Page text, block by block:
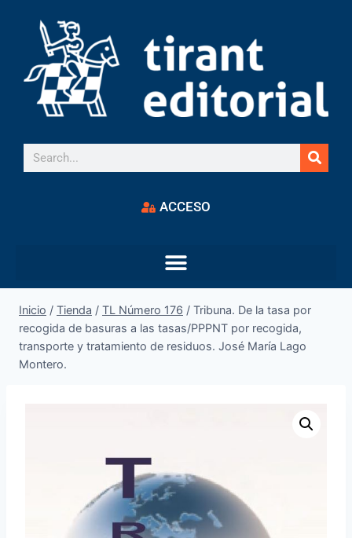
ACCESO
Inicio / Tienda / TL Número 176 / Tribuna. De la tasa por
recogida de basuras a las tasas/PPPNT por recogida,
transporte y tratamiento de residuos. José María Lago
Montero.